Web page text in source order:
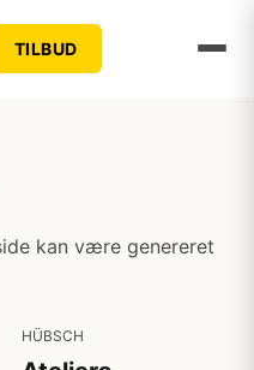
TILBUD
kan være genereret
HÜBSCH